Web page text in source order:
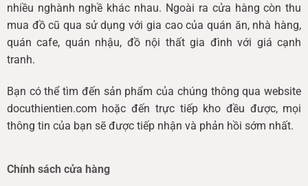
nhiều nghành nghề khác nhau. Ngoài ra cửa hàng còn thu
mua đồ cũ qua sử dụng với gia cao của quán ăn, nhà hàng,
quán cafe, quán nhậu, đồ nội thất gia đình với giá cạnh
tranh.
Bạn có thể tìm đến sản phẩm của chúng thông qua website
docuthientien.com hoặc đến trực tiếp kho đều được, mọi
thông tin của bạn sẽ được tiếp nhận và phản hồi sớm nhất.
Chính sách cửa hàng